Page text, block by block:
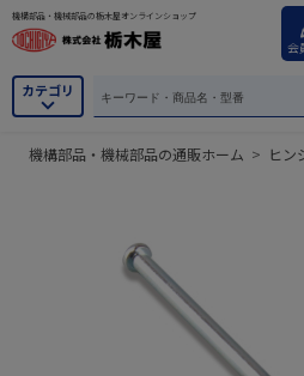
機構部品・機械部品の栃木屋オンラインショップ
会
カテゴリ
機構部品・機械部品の通販ホーム > ヒン